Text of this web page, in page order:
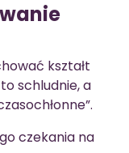
kształt
schludnie, a
czekania na